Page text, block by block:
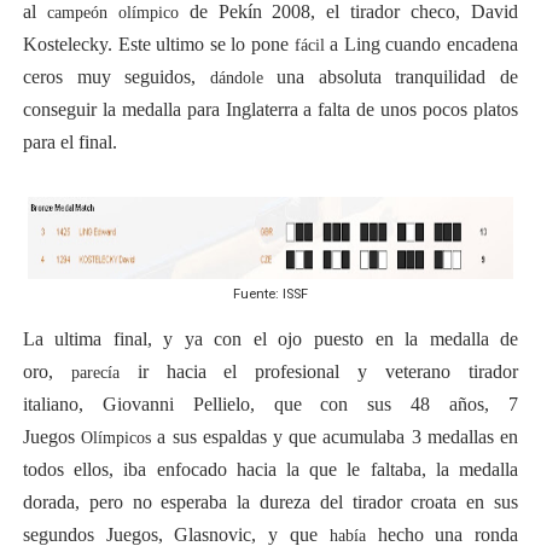
al campeón olímpicode Pekín 2008, el tirador checo, David
Kostelecky. Este ultimo se lo pone fácil a Ling cuando encadena
ceros muy seguidos, dándoleuna absoluta tranquilidad de
conseguir la medalla para Inglaterra a falta de unos pocos platos
para el final.
Fuente: ISSF
La ultima final, y ya con el ojo puesto en la medalla de
oro, parecíair hacia el profesional y veterano tirador
italiano, Giovanni Pellielo, que con sus 48 años, 7
JuegosOlímpicos a sus espaldas y que acumulaba 3 medallas en
todos ellos, iba enfocado hacia la que le faltaba, la medalla
dorada, pero no esperaba la dureza del tirador croata en sus
segundos Juegos, Glasnovic, y que habíahecho una ronda